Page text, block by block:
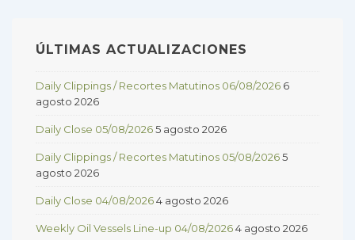
ÚLTIMAS ACTUALIZACIONES
Daily Clippings / Recortes Matutinos 06/08/2026 6
agosto 2026
Daily Close 05/08/20265 agosto 2026
Daily Clippings / Recortes Matutinos 05/08/20265
agosto 2026
Daily Close 04/08/20264 agosto 2026
Weekly Oil Vessels Line-up 04/08/20264 agosto 2026